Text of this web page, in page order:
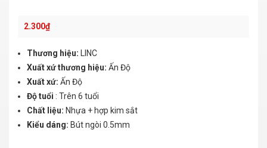
2.300₫
Thương hiệu: LINC
Xuất xứ thương hiệu: Ấn Độ
Xuất xứ: Ấn Độ
Độ tuổi : Trên 6 tuổi
Chất liệu: Nhựa + hợp kim sắt
Kiểu dáng: Bút ngòi 0.5mm